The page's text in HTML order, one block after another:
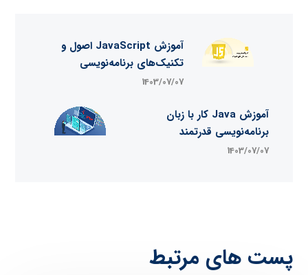
آموزش JavaScript اصول و
تکنیک‌های برنامه‌نویسی
1403/07/07
آموزش Java کار با زبان
برنامه‌نویسی قدرتمند
1403/07/07
پست های مرتبط